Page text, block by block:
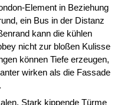
Element in Beziehung
ein Bus in der Distanz
kann die kühlen
nicht zur bloßen Kulisse
können Tiefe erzeugen,
wirken als die Fassade
Stark kippende Türme